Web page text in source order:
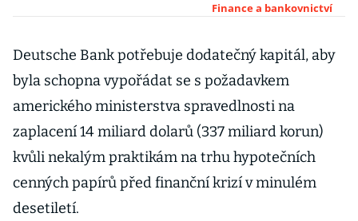
vládou
miliardy dolarů
Finance a bankovnictví
Deutsche Bank potřebuje dodatečný kapitál, aby
byla schopna vypořádat se s požadavkem
amerického ministerstva spravedlnosti na
zaplacení 14 miliard dolarů (337 miliard korun)
kvůli nekalým praktikám na trhu hypotečních
cenných papírů před finanční krizí v minulém
desetiletí.